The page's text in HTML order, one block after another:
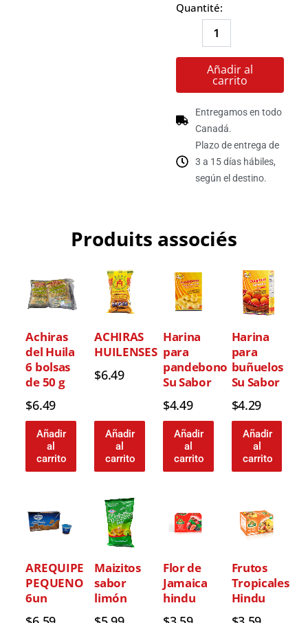
Quantité:
cantidad
Añadir al
carrito
Entregamos en todo
Canadá.
Plazo de entrega de
3 a 15 días hábiles,
según el destino.
Produits associés
Achiras
del Huila
6 bolsas
de 50 g
$6.49
Añadir
al
carrito
ACHIRAS
HUILENSES
$6.49
Añadir
al
carrito
Harina
para
pandebono
Su Sabor
$4.49
Añadir
al
carrito
Harina
para
buñuelos
Su Sabor
$4.29
Añadir
al
carrito
AREQUIPE
PEQUENO
6un
Maizitos
sabor
limón
Flor de
Jamaica
hindu
Frutos
Tropicales
Hindu